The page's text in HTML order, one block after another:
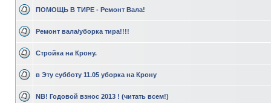
ПОМОЩЬ В ТИРЕ - Ремонт Вала!
Ремонт вала/уборка тира!!!!
Стройка на Крону.
в Эту субботу 11.05 уборкa на Крону
NB! Годовой взнос 2013 ! (читать всем!)